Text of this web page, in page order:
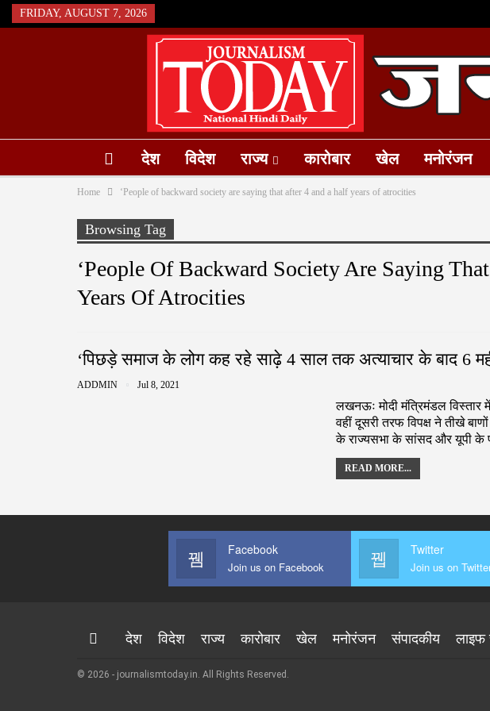
FRIDAY, AUGUST 7, 2026
देश विदेश राज्य कारोबार खेल मनोरंजन
Home ‘People of backward society are saying that after 4 and a half years of atrocities
Browsing Tag
‘People Of Backward Society Are Saying
Years Of Atrocities
‘पिछड़े समाज के लोग कह रहे साढ़े 4 साल तक अत्याचार के बाद 6
ADDMIN Jul 8, 2021
लखनऊः मोदी मंत्रिमंडल विस्तार
वहीं दूसरी तरफ विपक्ष ने तीखे
के राज्यसभा के सांसद और यूपी के
READ MORE...
Facebook
Join us on Facebook
Twitter
Join us on
देश विदेश राज्य कारोबार खेल मनोरंजन संपादकीय लाइफ
© 2026 - journalismtoday.in. All Rights Reserved.